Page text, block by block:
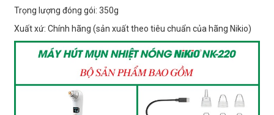
Trọng lượng đóng gói: 350g
Xuất xứ: Chính hãng (sản xuất theo tiêu chuẩn của hãng Nikio)